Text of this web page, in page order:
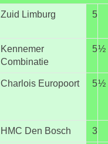
Zuid Limburg 5
Kennemer
Combinatie
5½
Charlois Europoort 5½
HMC Den Bosch 3